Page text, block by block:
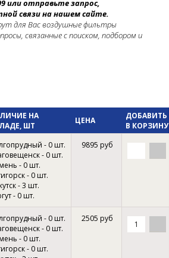
или отправьте запрос,
связи на нашем сайте.
для Вас воздушные фильтры
связанные с поиском, подбором и
НА
ШТ
ЦЕНА
ДОБАВИТЬ
В КОРЗИНУ
- 0 шт.
- 0 шт.
- 0 шт.
- 0 шт.
- 3 шт.
- 0 шт.
9895 руб
- 0 шт.
- 0 шт.
- 0 шт.
- 0 шт.
2505 руб